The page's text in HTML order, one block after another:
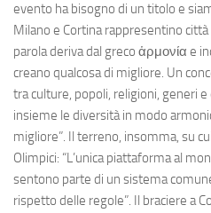
evento ha bisogno di un titolo e
Milano e Cortina rappresentino
parola deriva dal greco ἁρμονία e
creano qualcosa di migliore. Un
tra culture, popoli, religioni, generi
insieme le diversità in modo
migliore”. Il terreno, insomma, su
Olimpici: “L’unica piattaforma al
sentono parte di un sistema
rispetto delle regole”. Il braciere a